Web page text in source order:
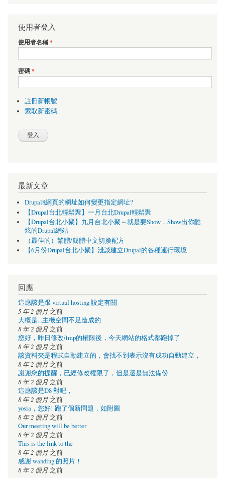
使用者登入
使用者名稱*
密碼*
註冊新帳號
索取新密碼
最新文章
Drupal8網頁的網址如何變更指定網址?
【Drupal台北輕鬆聚】一月台北Drupal輕鬆聚
【Drupal台北小聚】九月台北小聚～就是要Show，Show出你酷
炫的Drupal網站
（最佳的）繁體/簡體中文切換配方
【6月份Drupal台北小聚】淺談建立Drupal的各種運行環境
回應
這應該是跟 virtual hosting 設定有關
5 年 2 個月 之前
大概是...主機空間不足造成的
8 年 2 個月 之前
您好，昨日修改/tmp的權限後，今天網站的格式都跑掉了
8 年 2 個月 之前
該資料夾是程式自動建立的，會找不到表示沒有成功自動建立，
8 年 2 個月 之前
謝謝您的提醒，已經修改權限了，但是還是無法備份
8 年 2 個月 之前
這應該是D8 對吧，
8 年 2 個月 之前
yosia，您好! 跑了個新問題，如附圖
8 年 2 個月 之前
Our meeting will be better
8 年 2 個月 之前
This is the link to the
8 年 2 個月 之前
感謝 wanding 的照片！
8 年 2 個月 之前